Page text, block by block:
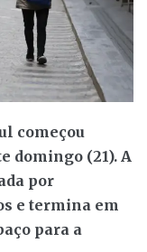
começou
domingo (21). A
por
e termina em
para a